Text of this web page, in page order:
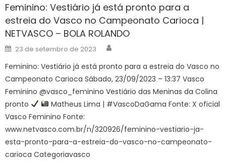
Feminino: Vestiário já está pronto para a
estreia do Vasco no Campeonato Carioca |
NETVASCO – BOLA ROLANDO
Posted
on
23 de setembro de 2023
Feminino: Vestiário já está pronto para a estreia do Vasco no
Campeonato Carioca Sábado, 23/09/2023 – 13:37 Vasco
Feminino @vasco_feminino Vestiário das Meninas da Colina
pronto
Matheus Lima | #VascoDaGama Fonte: X oficial
Vasco Feminino Fonte:
www.netvasco.com.br/n/320926/feminino-vestiario-ja-
esta-pronto-para-a-estreia-do-vasco-no-campeonato-
carioca Categoriavasco